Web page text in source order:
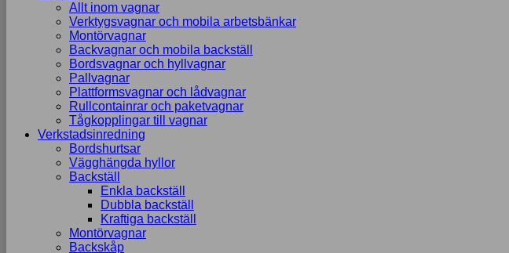
Allt inom vagnar
Verktygsvagnar och mobila arbetsbänkar
Montörvagnar
Backvagnar och mobila backställ
Bordsvagnar och hyllvagnar
Pallvagnar
Plattformsvagnar och lådvagnar
Rullcontainrar och paketvagnar
Tågkopplingar till vagnar
Verkstadsinredning
Bordshurtsar
Vägghängda hyllor
Backställ
Enkla backställ
Dubbla backställ
Kraftiga backställ
Montörvagnar
Backskåp